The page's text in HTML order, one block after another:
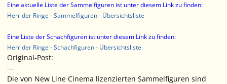
Eine aktuelle Liste der Sammelfiguren ist unter diesem Link zu finden:
Herr der Ringe - Sammelfiguren - Übersichtsliste
Eine Liste der Schachfiguren ist unter diesem Link zu finden:
Herr der Ringe - Schachfiguren - Übersichtsliste
Original-Post:
---
Die von New Line Cinema lizenzierten Sammelfiguren sind